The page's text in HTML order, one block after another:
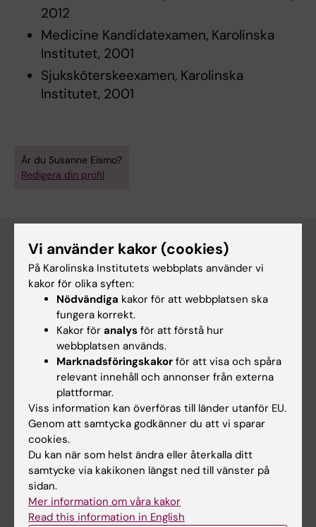
2012
Medicine Kandidatexamen, Karolinska
Institutet, 2001
Sjuksköterskeexamen, Karolinska
Institutet, 2001
Är du Susanne Eismo?
Redigera din profil
Huvudmeny
Utbildning
Forskarutbildning
Forskning
På gång
Nyheter
Kalender
Student
Ladok
Vi använder kakor (cookies)
På Karolinska Institutets webbplats använder vi
kakor för olika syften:
Nödvändiga kakor för att webbplatsen ska
fungera korrekt.
Kakor för analys för att förstå hur
webbplatsen används.
Marknadsföringskakor för att visa och spåra
relevant innehåll och annonser från externa
plattformar.
Viss information kan överföras till länder utanför EU.
Genom att samtycka godkänner du att vi sparar
cookies.
Du kan när som helst ändra eller återkalla ditt
samtycke via kakikonen längst ned till vänster på
sidan.
Mer information om våra kakor
Read this information in English